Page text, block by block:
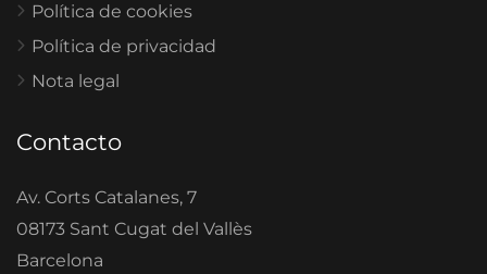
Política de cookies
Política de privacidad
Nota legal
Contacto
Av. Corts Catalanes, 7
08173 Sant Cugat del Vallès
Barcelona